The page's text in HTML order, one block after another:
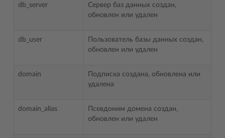
db_server
Сервер баз данных создан,
обновлен или удален
db_user
Пользователь базы данных создан,
обновлен или удален
domain
Подписка создана, обновлена или
удалена
domain_alias
Псевдоним домена создан,
обновлен или удален